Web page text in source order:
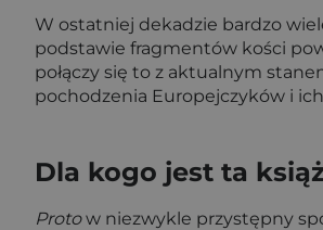
W ostatniej dekadzie bardzo
podstawie fragmentów kości
połączy się to z aktualnym
pochodzenia Europejczyków i
Dla kogo jest ta
Protow niezwykle przystępny